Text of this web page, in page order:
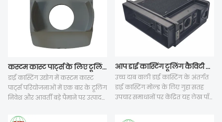
कस्टम कास्ट पार्ट्स के लिए टूलिंग खर्च और बड़े पैमाने पर उत्पादन लागत को कैसे संतुलित किया जाए?
डाई कास्टिंग उद्योग में कस्टम कास्ट
पार्ट्स परियोजनाओं में एक बार के टूलिंग
निवेश और आवर्ती बड़े पैमाने पर उत्पादन
आवश्यकता होती है। कई हितधारक
आप डाई कास्टिंग टूलिंग कैविटी पर कौन सा सतह उपचार लागू करते हैं?
उच्च दाब वाली डाई कास्टिंग के अंतर्गत
डाई कास्टिंग मोल्ड के लिए गुहा सतह
उपचार समाधानों पर केंद्रित यह लेख पाँच